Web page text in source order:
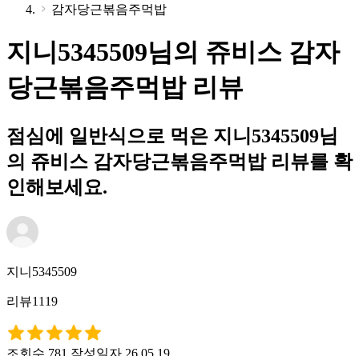
감자당근볶음주먹밥
지니5345509님의 쥬비스 감자
당근볶음주먹밥 리뷰
점심에 일반식으로 먹은 지니5345509님
의 쥬비스 감자당근볶음주먹밥 리뷰를 확
인해보세요.
지니5345509
리뷰1119
조회수 781 작성일자 26.05.19